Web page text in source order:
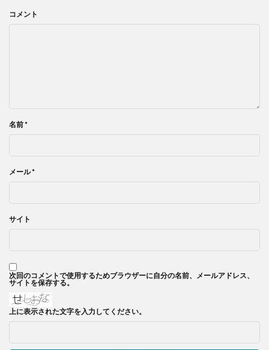
コメント
名前*
メール*
サイト
次回のコメントで使用するためブラウザーに自分の名前、メールアドレス、
サイトを保存する。
上に表示された文字を入力してください。